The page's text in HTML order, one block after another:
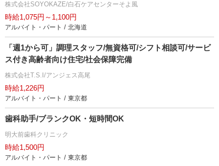
株式会社SOYOKAZE/白石ケアセンターそよ風
時給1,075円～1,100円
アルバイト・パート / 北海道
「週1から可」調理スタッフ/無資格可/シフト相談可/サービ
ス付き高齢者向け住宅/社会保障完備
株式会社T.S.I/アンジェス高尾
時給1,226円
アルバイト・パート / 東京都
歯科助手/ブランクOK・短時間OK
明大前歯科クリニック
時給1,500円
アルバイト・パート / 東京都